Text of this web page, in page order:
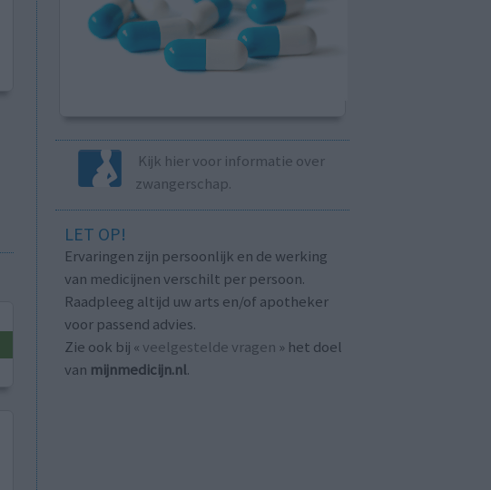
Kijk hier voor informatie over
zwangerschap.
LET OP!
Ervaringen zijn persoonlijk en de werking
van medicijnen verschilt per persoon.
Raadpleeg altijd uw arts en/of apotheker
voor passend advies.
Zie ook bij « veelgestelde vragen » het doel
van mijnmedicijn.nl.